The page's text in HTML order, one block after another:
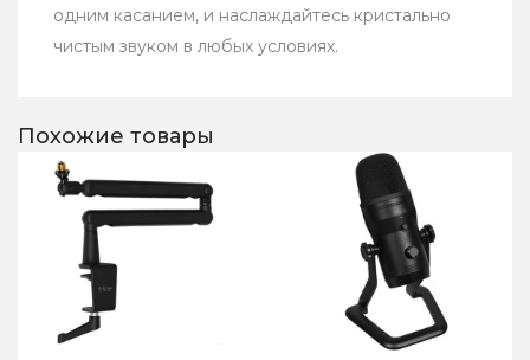
одним касанием, и наслаждайтесь кристально
чистым звуком в любых условиях.
Похожие товары